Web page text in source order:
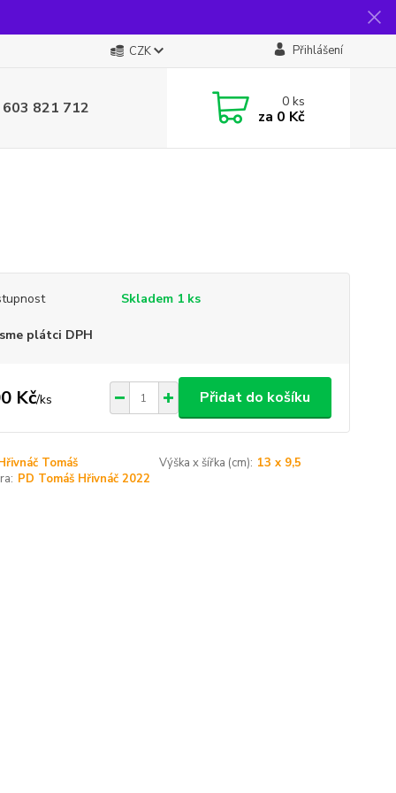
CZK Přihlášení
821 712 0ks
za 0 Kč
Skladem 1 ks
plátci DPH
Kč/ks Přidat do košíku
Tomáš Výška x šířka (cm): 13 x 9,5
PD Tomáš Hřivnáč 2022